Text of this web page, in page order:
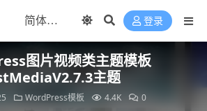
登录
图片视频类主题模板
主题
WordPress模板 4.4K 0